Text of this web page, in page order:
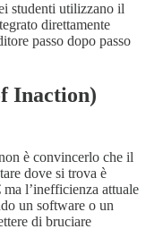
studenti utilizzano il
direttamente
passo dopo passo
Inaction)
è convincerlo che il
dove si trova è
l’inefficienza attuale
un software o un
di bruciare